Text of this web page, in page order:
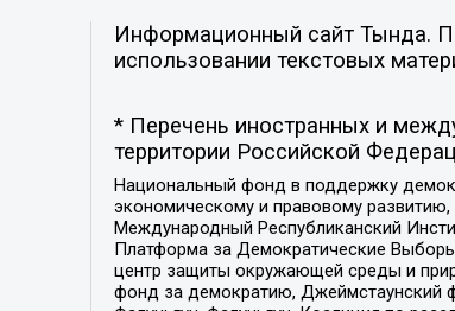
Информационный сайт Тында.
использовании текстовых
* Перечень иностранных и
территории Российской
Национальный фонд в поддержку
экономическому и правовому развитию,
Международный Республиканский
Платформа за Демократические
центр защиты окружающей среды и
фонд за демократию, Джеймстаунский